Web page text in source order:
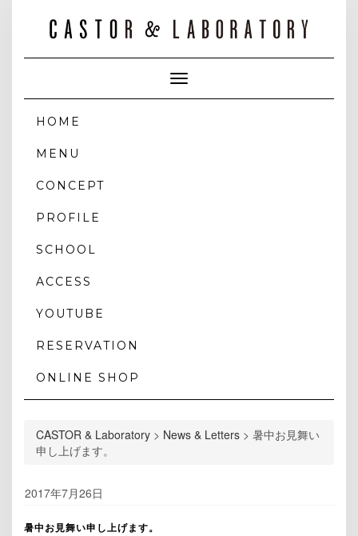
Toggle
Navigation
HOME
MENU
CONCEPT
PROFILE
SCHOOL
ACCESS
YOUTUBE
RESERVATION
ONLINE SHOP
CASTOR & Laboratory > News & Letters > 暑中お見舞い
申し上げます。
2017年7月26日
暑中お見舞い申し上げます。